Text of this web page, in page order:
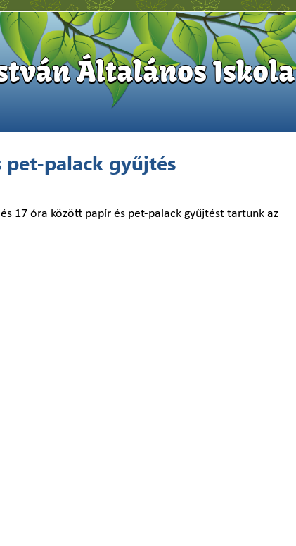
Általános Iskola
pet-palack gyűjtés
17 óra között papír és pet-palack gyűjtést tartunk az